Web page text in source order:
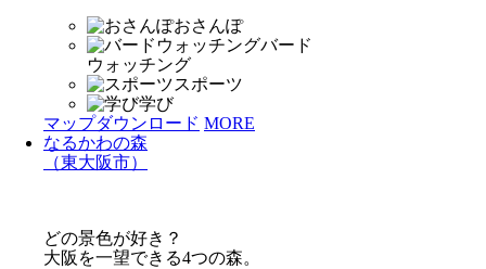
おさんぽ
バード
ウォッチング
スポーツ
学び
マップダウンロード MORE
なるかわの森
（東大阪市）
どの景色が好き？
大阪を一望できる4つの森。